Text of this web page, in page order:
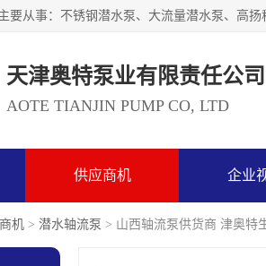
天津奥特泵业有限责任公司
AOTE TIANJIN PUMP CO, LTD
供应商机 企业
机 > 潜水轴流泵 > 山西轴流泵供货商 津奥特